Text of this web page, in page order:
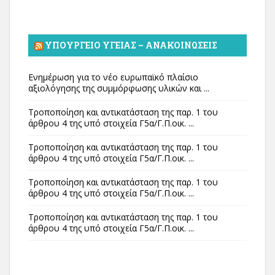
ΥΠΟΥΡΓΕΊΟ ΥΓΕΊΑΣ – ΑΝΑΚΟΙΝΏΣΕΙΣ
Ενημέρωση για το νέο ευρωπαϊκό πλαίσιο
αξιολόγησης της συμμόρφωσης υλικών και ...
Τροποποίηση και αντικατάσταση της παρ. 1 του
άρθρου 4 της υπό στοιχεία Γ5α/Γ.Π.οικ. ...
Τροποποίηση και αντικατάσταση της παρ. 1 του
άρθρου 4 της υπό στοιχεία Γ5α/Γ.Π.οικ. ...
Τροποποίηση και αντικατάσταση της παρ. 1 του
άρθρου 4 της υπό στοιχεία Γ5α/Γ.Π.οικ. ...
Τροποποίηση και αντικατάσταση της παρ. 1 του
άρθρου 4 της υπό στοιχεία Γ5α/Γ.Π.οικ. ...